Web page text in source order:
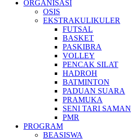
ORGANISASI
OSIS
EKSTRAKULIKULER
FUTSAL
BASKET
PASKIBRA
VOLLEY
PENCAK SILAT
HADROH
BATMINTON
PADUAN SUARA
PRAMUKA
SENI TARI SAMAN
PMR
PROGRAM
BEASISWA